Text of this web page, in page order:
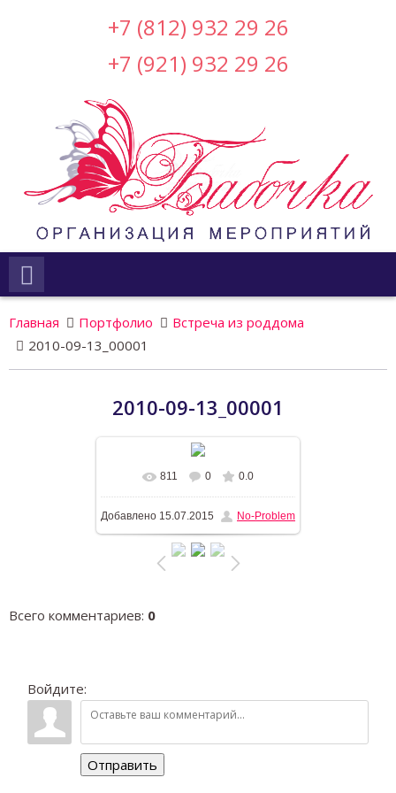
+7 (812) 932 29 26
+7 (921) 932 29 26
Главная Портфолио
Встреча из роддома
2010-09-13_00001
2010-09-13_00001
В реальном размере 1196x768
177.3Kb
811 0 0.0
Добавлено 15.07.2015 No-Problem
Всего комментариев: 0
Войдите:
Отправить